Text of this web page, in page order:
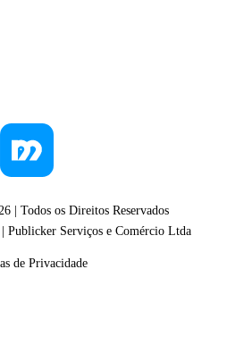
| Todos os Direitos Reservados
Publicker Serviços e Comércio Ltda
de Privacidade